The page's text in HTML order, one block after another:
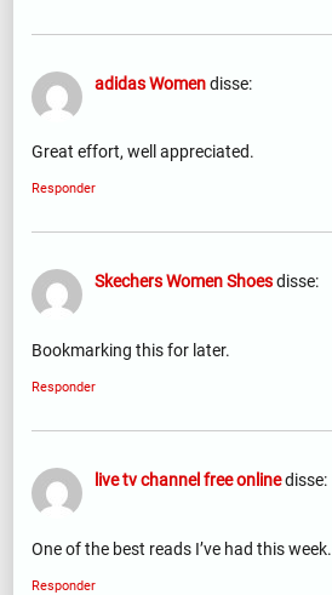
adidas Womendisse:
Great effort, well appreciated.
Responder
Skechers Women Shoesdisse:
Bookmarking this for later.
Responder
live tv channel free onlinedisse:
One of the best reads I’ve had this week.
Responder